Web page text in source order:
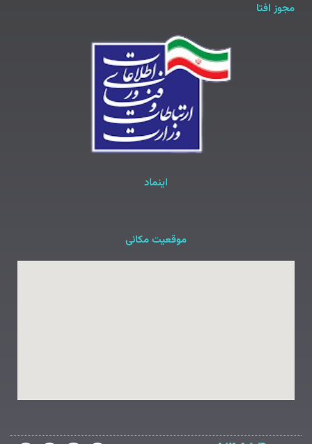
مجوز افتا
اینماد
موقعیت مکانی